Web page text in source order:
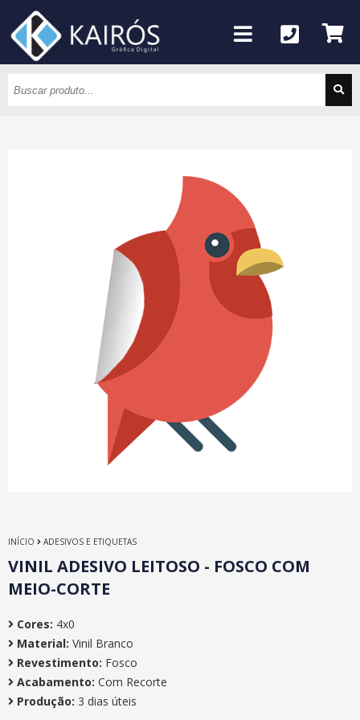
INÍCIO ADESIVOS E ETIQUETAS
VINIL ADESIVO LEITOSO - FOSCO COM
MEIO-CORTE
Cores: 4x0
Material: Vinil Branco
Revestimento: Fosco
Acabamento: Com Recorte
Produção: 3 dias úteis